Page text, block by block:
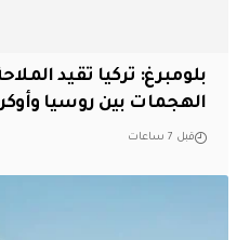
بلومبرغ: تركيا تقيد
الهجمات بين روسيا
قبل 7 ساعات